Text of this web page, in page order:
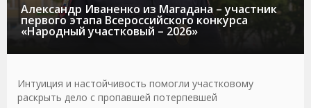
Александр Иваненко из Магадана – участник
первого этапа Всероссийского конкурса
«Народный участковый – 2026»
Интуиция и настойчивость помогли участковому
раскрыть дело с пропавшей потерпевшей